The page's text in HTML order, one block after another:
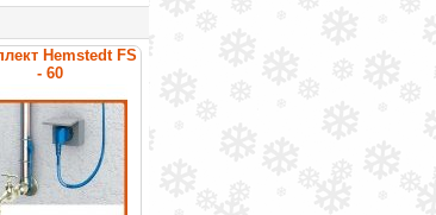
Hemstedt FS
- 60